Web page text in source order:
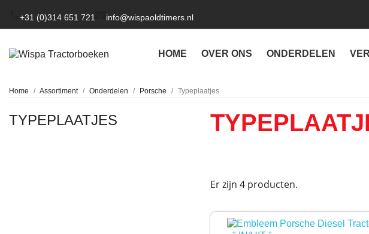
+31 (0)314 651 721 info@wispaoldtimers.nl
HOME OVER ONS ONDERDELEN
Home Assortiment Onderdelen Porsche Typeplaatjes
TYPEPLAATJES
Er zijn 4 producten.